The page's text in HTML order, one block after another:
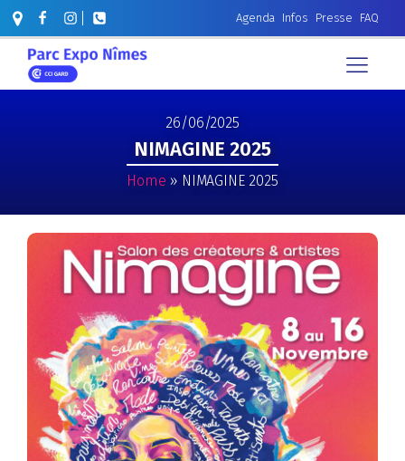
Agenda Infos Presse FAQ
26/06/2025
NIMAGINE 2025
Home » NIMAGINE 2025